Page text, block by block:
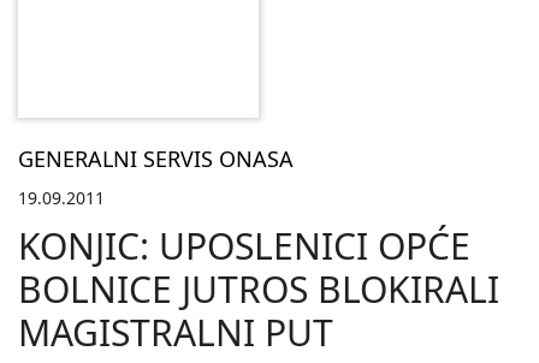
GENERALNI SERVIS ONASA
19.09.2011
KONJIC: UPOSLENICI OPĆE
BOLNICE JUTROS BLOKIRALI
MAGISTRALNI PUT